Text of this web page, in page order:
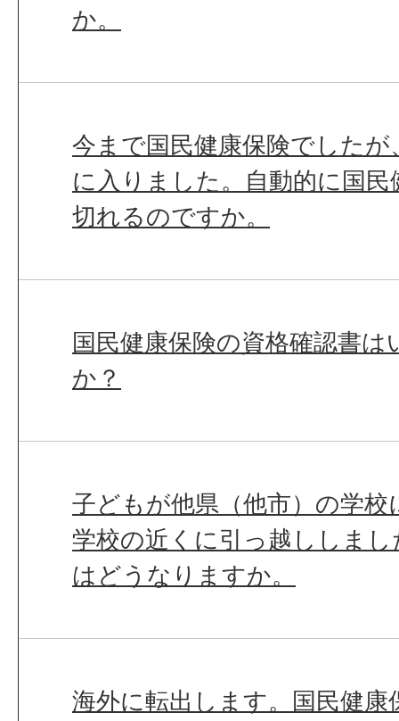
か。
今まで国民健康保険でしたが
に入りました。自動的に国
切れるのですか。
国民健康保険の資格確認書
か？
子どもが他県（他市）の学
学校の近くに引っ越ししま
はどうなりますか。
海外に転出します。国民健